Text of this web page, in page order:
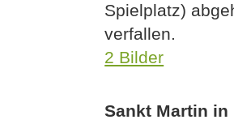
Spielplatz)
verfallen.
2 Bilder
Sankt Martin in